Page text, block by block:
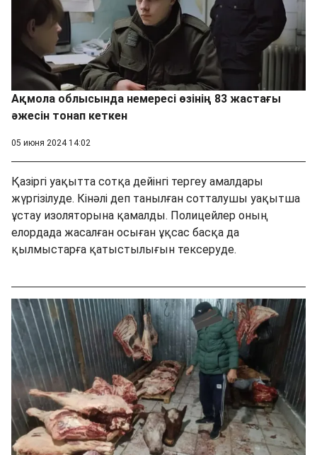
Ақмола облысында немересі өзінің 83 жастағы
әжесін тонап кеткен
05 июня 2024 14:02
Қазіргі уақытта сотқа дейінгі тергеу амалдары
жүргізілуде. Кінәлі деп танылған сотталушы уақытша
ұстау изоляторына қамалды. Полицейлер оның
елордада жасалған осыған ұқсас басқа да
қылмыстарға қатыстылығын тексеруде.